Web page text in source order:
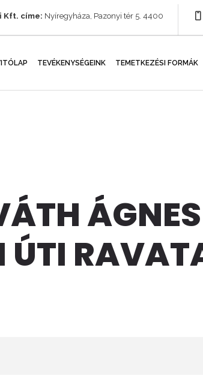
Kft. címe: Nyíregyháza, Pazonyi tér 5. 4400
TEVÉKENYSÉGEINK TEMETKEZÉSI FORMÁK
ÚTI